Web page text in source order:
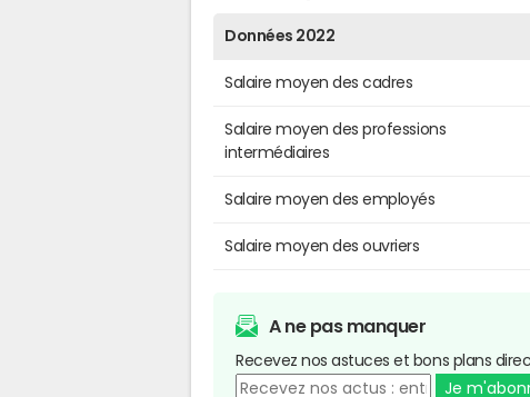
Données 2022
Salaire moyen des cadres
Salaire moyen des professions
intermédiaires
Salaire moyen des employés
Salaire moyen des ouvriers
A ne pas manquer
Recevez nos astuces et bons plans
Je